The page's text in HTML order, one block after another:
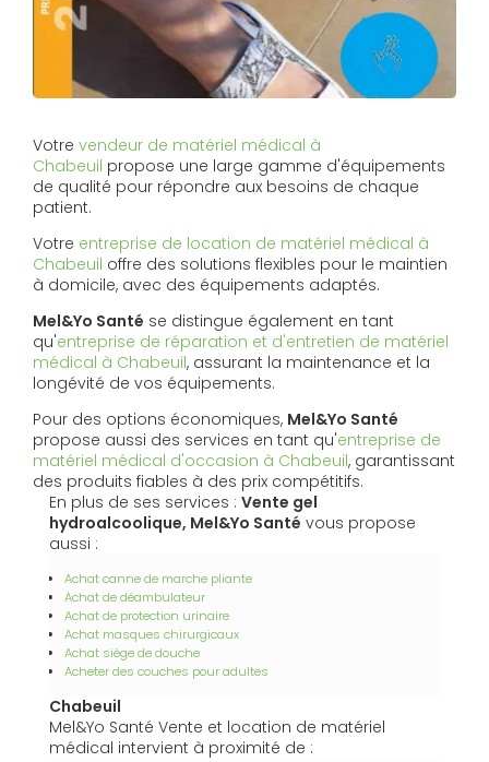
Votre vendeur de matériel médical à
Chabeuil propose une large gamme d'équipements
de qualité pour répondre aux besoins de chaque
patient.
Votre entreprise de location de matériel médical à
Chabeuil offre des solutions flexibles pour le maintien
à domicile, avec des équipements adaptés.
Mel&Yo Santé se distingue également en tant
qu'entreprise de réparation et d'entretien de matériel
médical à Chabeuil, assurant la maintenance et la
longévité de vos équipements.
Pour des options économiques, Mel&Yo Santé
propose aussi des services en tant qu'entreprise de
matériel médical d'occasion à Chabeuil, garantissant
des produits fiables à des prix compétitifs.
En plus de ses services : Vente gel
hydroalcoolique, Mel&Yo Santé vous propose
aussi :
Achat canne de marche pliante
Achat de déambulateur
Achat de protection urinaire
Achat masques chirurgicaux
Achat siège de douche
Acheter des couches pour adultes
Chabeuil
Mel&Yo Santé Vente et location de matériel
médical intervient à proximité de :